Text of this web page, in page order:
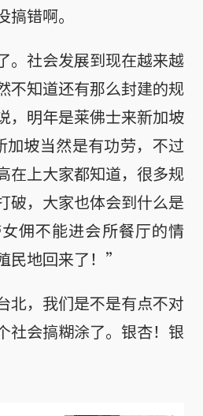
错啊。
。社会发展到现在越来越
不知道还有那么封建的规
，明年是莱佛士来新加坡
加坡当然是有功劳，不过
在上大家都知道，很多规
破，大家也体会到什么是
佣不能进会所餐厅的情
民地回来了！”
北，我们是不是有点不对
社会搞糊涂了。银杏！银